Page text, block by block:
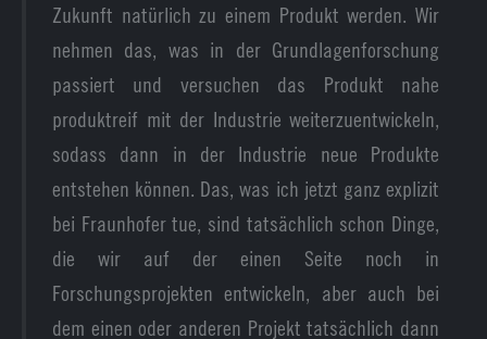
Zukunft natürlich zu einem Produkt werden. Wir
nehmen das, was in der Grundlagenforschung
passiert und versuchen das Produkt nahe
produktreif mit der Industrie weiterzuentwickeln,
sodass dann in der Industrie neue Produkte
entstehen können. Das, was ich jetzt ganz explizit
bei Fraunhofer tue, sind tatsächlich schon Dinge,
die wir auf der einen Seite noch in
Forschungsprojekten entwickeln, aber auch bei
dem einen oder anderen Projekt tatsächlich dann